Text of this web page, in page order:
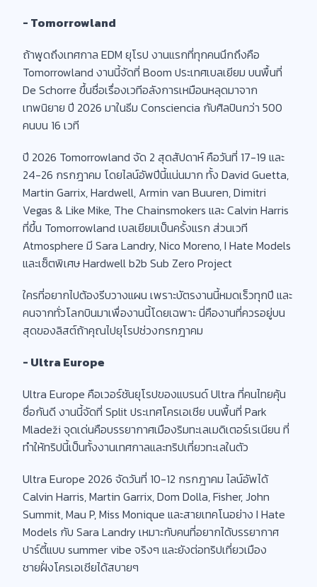
- Tomorrowland
ถ้าพูดถึงเทศกาล EDM ยุโรป งานแรกที่ทุกคนนึกถึงคือ
Tomorrowland งานนี้จัดที่ Boom ประเทศเบลเยียม บนพื้นที่
De Schorre ขึ้นชื่อเรื่องเวทีอลังการเหมือนหลุดมาจาก
เทพนิยาย ปี 2026 มาในธีม Consciencia กับศิลปินกว่า 500
คนบน 16 เวที
ปี 2026 Tomorrowland จัด 2 สุดสัปดาห์ คือวันที่ 17-19 และ
24-26 กรกฎาคม โดยไลน์อัพปีนี้แน่นมาก ทั้ง David Guetta,
Martin Garrix, Hardwell, Armin van Buuren, Dimitri
Vegas & Like Mike, The Chainsmokers และ Calvin Harris
ที่ขึ้น Tomorrowland เบลเยียมเป็นครั้งแรก ส่วนเวที
Atmosphere มี Sara Landry, Nico Moreno, I Hate Models
และเซ็ตพิเศษ Hardwell b2b Sub Zero Project
ใครที่อยากไปต้องรีบวางแผน เพราะบัตรงานนี้หมดเร็วทุกปี และ
คนจากทั่วโลกบินมาเพื่องานนี้โดยเฉพาะ นี่คืองานที่ควรอยู่บน
สุดของลิสต์ถ้าคุณไปยุโรปช่วงกรกฎาคม
- Ultra Europe
Ultra Europe คือเวอร์ชันยุโรปของแบรนด์ Ultra ที่คนไทยคุ้น
ชื่อกันดี งานนี้จัดที่ Split ประเทศโครเอเชีย บนพื้นที่ Park
Mladeži จุดเด่นคือบรรยากาศเมืองริมทะเลเมดิเตอร์เรเนียน ที่
ทำให้ทริปนี้เป็นทั้งงานเทศกาลและทริปเที่ยวทะเลในตัว
Ultra Europe 2026 จัดวันที่ 10-12 กรกฎาคม ไลน์อัพได้
Calvin Harris, Martin Garrix, Dom Dolla, Fisher, John
Summit, Mau P, Miss Monique และสายเทคโนอย่าง I Hate
Models กับ Sara Landry เหมาะกับคนที่อยากได้บรรยากาศ
ปาร์ตี้แบบ summer vibe จริงๆ และยังต่อทริปเที่ยวเมือง
ชายฝั่งโครเอเชียได้สบายๆ